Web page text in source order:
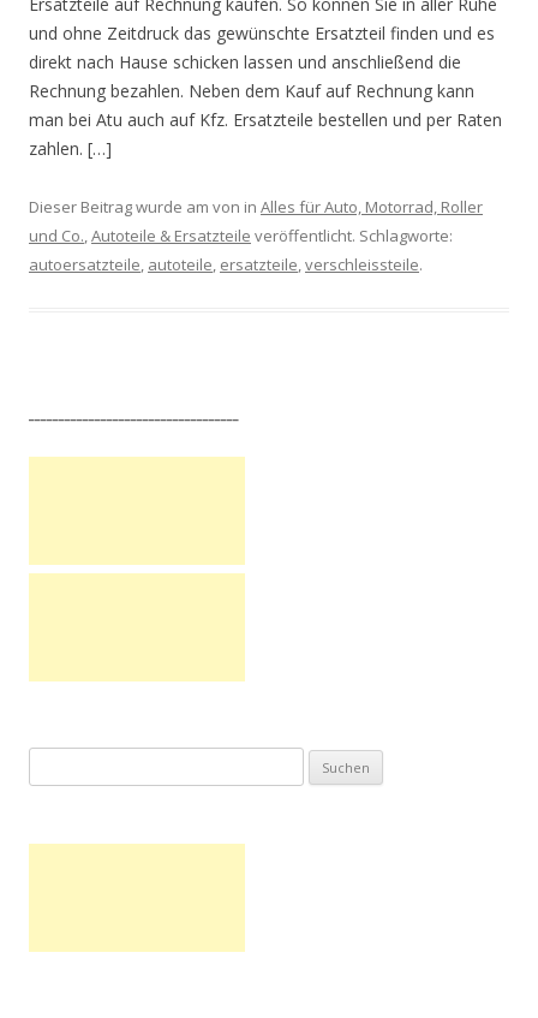
und ohne Zeitdruck das gewünschte Ersatzteil finden und es
direkt nach Hause schicken lassen und anschließend die
Rechnung bezahlen. Neben dem Kauf auf Rechnung kann
man bei Atu auch auf Kfz. Ersatzteile bestellen und per Raten
zahlen. […]
Dieser Beitrag wurde am von in Alles für Auto, Motorrad, Roller
und Co.,Autoteile & Ersatzteile veröffentlicht. Schlagworte:
autoersatzteile, autoteile, ersatzteile,verschleissteile.